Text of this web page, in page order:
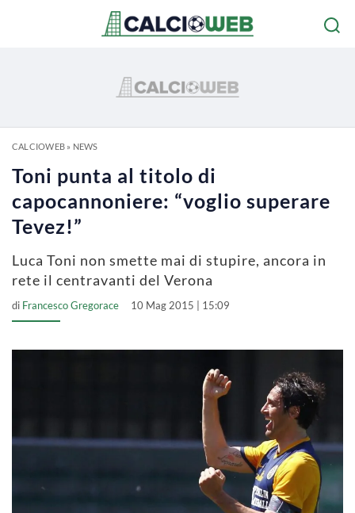
CALCIOWEB» NEWS
Toni punta al titolo di
capocannoniere: “voglio superare
Tevez!”
Luca Toni non smette mai di stupire, ancora in
rete il centravanti del Verona
di Francesco Gregorace 10 Mag 2015 | 15:09